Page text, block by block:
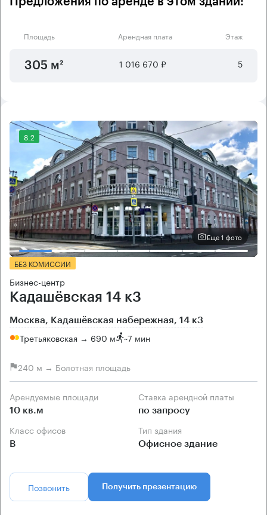
Площадь Арендная плата Этаж
305 м² 1 016 670 ₽ 5
8.2
Еще 1 фото
БЕЗ КОМИССИИ
Бизнес-центр
Кадашёвская 14 к3
Москва, Кадашёвская набережная, 14 к3
Третьяковская → 690 м ~7 мин
240 м → Болотная площадь
Арендуемые площади
10 кв.м
Ставка арендной платы
по запросу
Класс офисов
B
Тип здания
Офисное здание
Позвонить Получить презентацию